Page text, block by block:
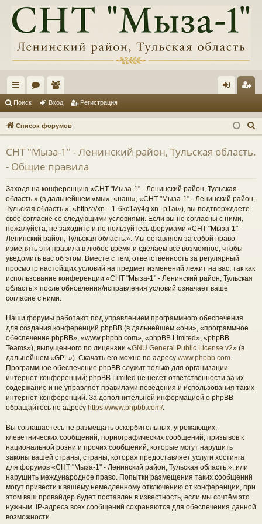
с
ы
лк
и
ум
ы
ол
ьз
ов
ат
ел
и
д ис
тр
ац
Поиск Вход Регистрация
Список форумов
о
СНТ "Мыза-1" - Ленинский район, Тульская область.
- Общие правила
Заходя на конференцию «СНТ "Мыза-1" - Ленинский район, Тульская
область.» (в дальнейшем «мы», «наш», «СНТ "Мыза-1" - Ленинский район,
Тульская область.», «https://xn---1-6kc1ay4g.xn--p1ai»), вы подтверждаете
своё согласие со следующими условиями. Если вы не согласны с ними,
пожалуйста, не заходите и не пользуйтесь форумами «СНТ "Мыза-1" -
Ленинский район, Тульская область.». Мы оставляем за собой право
изменять эти правила в любое время и сделаем всё возможное, чтобы
уведомить вас об этом. Вместе с тем, ответственность за регулярный
просмотр настойщих условий на предмет изменений лежит на вас, так как
использование конференции «СНТ "Мыза-1" - Ленинский район, Тульская
область.» после обновления/исправления условий означает ваше
согласие с ними.
Наши форумы работают под управлением программного обеспечения
для создания конференций phpBB (в дальнейшем «они», «программное
обеспечение phpBB», «www.phpbb.com», «phpBB Limited», «phpBB
Teams»), выпущенного по лицензии «GNU General Public License v2» (в
дальнейшем «GPL»). Скачать его можно по адресу www.phpbb.com
Программное обеспечение phpBB служит только для организации
интернет-конференций; phpBB Limited не несёт ответственности за их
содержание и не управляет правилами поведения и использования таких
интернет-конференций. За дополнительной информацией о phpBB
обращайтесь по адресу https://www.phpbb.com/.
Вы соглашаетесь не размещать оскорбительных, угрожающих,
клеветнических сообщений, порнографических сообщений, призывов к
национальной розни и прочих сообщений, которые могут нарушить
законы вашей страны, страны, которая предоставляет услуги хостинга
для форумов «СНТ "Мыза-1" - Ленинский район, Тульская область.», или
нарушить международное право. Попытки размещения таких сообщений
могут привести к вашему немедленному отключению от конференции, при
этом ваш провайдер будет поставлен в известность, если мы сочтём это
нужным. IP-адреса всех сообщений сохраняются для обеспечения данной
возможности.